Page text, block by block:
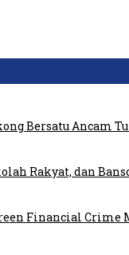
Bersatu Ancam
Rakyat, dan
Financial Crime